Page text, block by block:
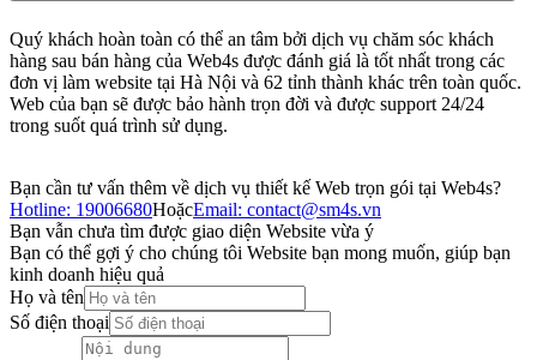
Quý khách hoàn toàn có thể an tâm bởi dịch vụ chăm sóc khách
hàng sau bán hàng của Web4s được đánh giá là tốt nhất trong các
đơn vị làm website tại Hà Nội và 62 tỉnh thành khác trên toàn quốc.
Web của bạn sẽ được bảo hành trọn đời và được support 24/24
trong suốt quá trình sử dụng.
Bạn cần tư vấn thêm về dịch vụ thiết kế Web trọn gói tại Web4s?
Hotline: 19006680HoặcEmail: contact@sm4s.vn
Bạn vẫn chưa tìm được giao diện Website vừa ý
Bạn có thể gợi ý cho chúng tôi Website bạn mong muốn, giúp bạn
kinh doanh hiệu quả
Họ và tên
Số điện thoại